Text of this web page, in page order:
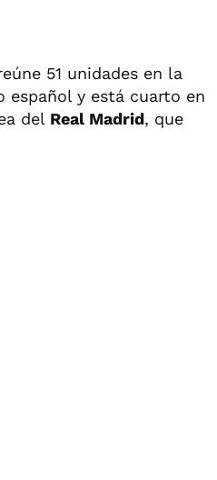
51 unidades en la
español y está cuarto en
del Real Madrid, que